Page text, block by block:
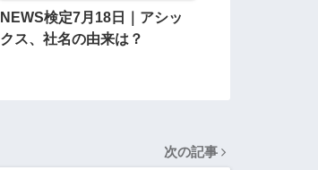
NEWS検定7月18日｜アシッ
クス、社名の由来は？
次の記事